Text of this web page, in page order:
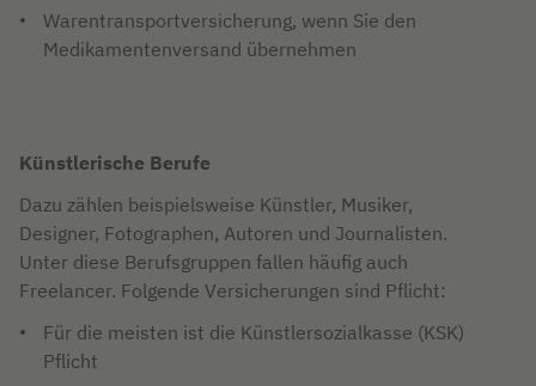
Warentransportversicherung, wenn Sie den
Medikamentenversand übernehmen
Künstlerische Berufe
Dazu zählen beispielsweise Künstler, Musiker,
Designer, Fotographen, Autoren und Journalisten.
Unter diese Berufsgruppen fallen häufig auch
Freelancer. Folgende Versicherungen sind Pflicht:
Für die meisten ist die Künstlersozialkasse (KSK)
Pflicht